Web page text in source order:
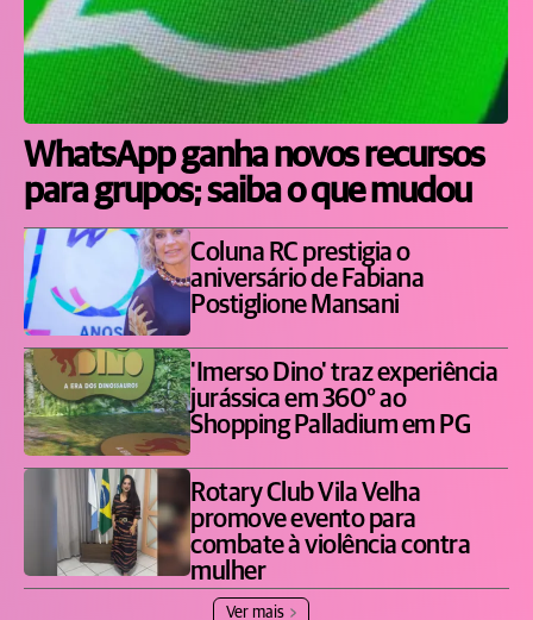
WhatsApp ganha novos recursos
para grupos; saiba o que mudou
Coluna RC prestigia o
aniversário de Fabiana
Postiglione Mansani
'Imerso Dino' traz experiência
jurássica em 360° ao
Shopping Palladium em PG
Rotary Club Vila Velha
promove evento para
combate à violência contra
mulher
Ver mais